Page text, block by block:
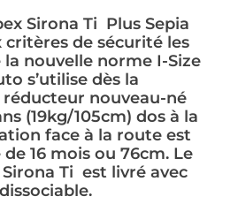
Sirona Ti Plus Sepia
de sécurité les
nouvelle norme I-Size
s’utilise dès la
réducteur nouveau-né
(19kg/105cm) dos à la
face à la route est
de 16 mois ou 76cm. Le
Ti est livré avec